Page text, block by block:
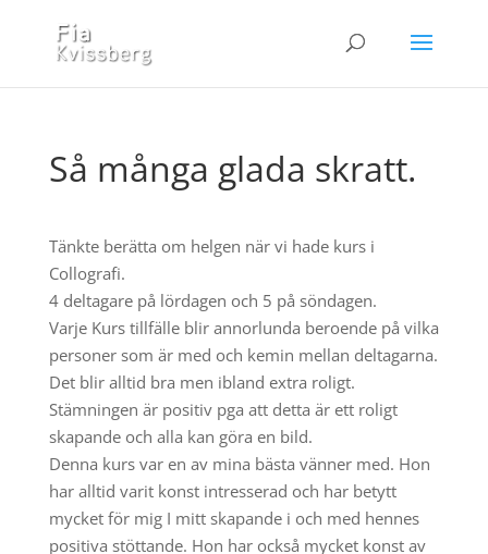
Så många glada skratt.
Tänkte berätta om helgen när vi hade kurs i
Collografi.
4 deltagare på lördagen och 5 på söndagen.
Varje Kurs tillfälle blir annorlunda beroende på vilka
personer som är med och kemin mellan deltagarna.
Det blir alltid bra men ibland extra roligt.
Stämningen är positiv pga att detta är ett roligt
skapande och alla kan göra en bild.
Denna kurs var en av mina bästa vänner med. Hon
har alltid varit konst intresserad och har betytt
mycket för mig I mitt skapande i och med hennes
positiva stöttande. Hon har också mycket konst av